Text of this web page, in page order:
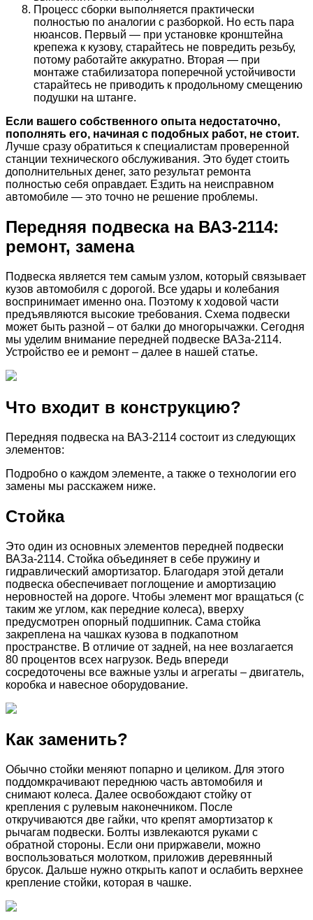
Процесс сборки выполняется практически
полностью по аналогии с разборкой. Но есть пара
нюансов. Первый — при установке кронштейна
крепежа к кузову, старайтесь не повредить резьбу,
потому работайте аккуратно. Вторая — при
монтаже стабилизатора поперечной устойчивости
старайтесь не приводить к продольному смещению
подушки на штанге.
Если вашего собственного опыта недостаточно,
пополнять его, начиная с подобных работ, не стоит.
Лучше сразу обратиться к специалистам проверенной
станции технического обслуживания. Это будет стоить
дополнительных денег, зато результат ремонта
полностью себя оправдает. Ездить на неисправном
автомобиле — это точно не решение проблемы.
Передняя подвеска на ВАЗ-2114:
ремонт, замена
Подвеска является тем самым узлом, который связывает
кузов автомобиля с дорогой. Все удары и колебания
воспринимает именно она. Поэтому к ходовой части
предъявляются высокие требования. Схема подвески
может быть разной – от балки до многорычажки. Сегодня
мы уделим внимание передней подвеске ВАЗа-2114.
Устройство ее и ремонт – далее в нашей статье.
Что входит в конструкцию?
Передняя подвеска на ВАЗ-2114 состоит из следующих
элементов:
Подробно о каждом элементе, а также о технологии его
замены мы расскажем ниже.
Стойка
Это один из основных элементов передней подвески
ВАЗа-2114. Стойка объединяет в себе пружину и
гидравлический амортизатор. Благодаря этой детали
подвеска обеспечивает поглощение и амортизацию
неровностей на дороге. Чтобы элемент мог вращаться (с
таким же углом, как передние колеса), вверху
предусмотрен опорный подшипник. Сама стойка
закреплена на чашках кузова в подкапотном
пространстве. В отличие от задней, на нее возлагается
80 процентов всех нагрузок. Ведь впереди
сосредоточены все важные узлы и агрегаты – двигатель,
коробка и навесное оборудование.
Как заменить?
Обычно стойки меняют попарно и целиком. Для этого
поддомкрачивают переднюю часть автомобиля и
снимают колеса. Далее освобождают стойку от
крепления с рулевым наконечником. После
откручиваются две гайки, что крепят амортизатор к
рычагам подвески. Болты извлекаются руками с
обратной стороны. Если они приржавели, можно
воспользоваться молотком, приложив деревянный
брусок. Дальше нужно открыть капот и ослабить верхнее
крепление стойки, которая в чашке.